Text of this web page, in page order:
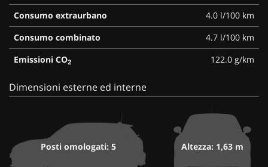
Consumo extraurbano
4.0 l/100 km
Consumo combinato
4.7 l/100 km
Emissioni CO2 122.0 g/km
Dimensioni esterne ed interne
Posti omologati: 5 Altezza: 1,63 m